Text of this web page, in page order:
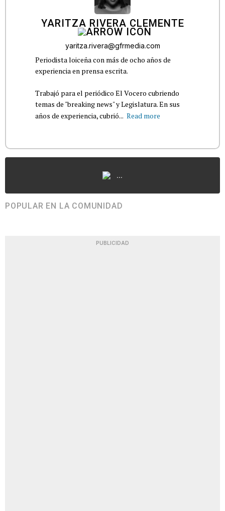
YARITZA RIVERA CLEMENTE
yaritza.rivera@gfrmedia.com
Periodista loiceña con más de ocho años de
experiencia en prensa escrita.
Trabajó para el periódico El Vocero cubriendo
temas de "breaking news" y Legislatura. En sus
años de experiencia, cubrió... Read more
...
POPULAR EN LA COMUNIDAD
PUBLICIDAD